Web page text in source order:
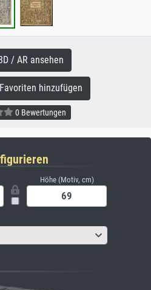
/ AR ansehen
hinzufügen
0 Bewertungen
Höhe (Motiv, cm)